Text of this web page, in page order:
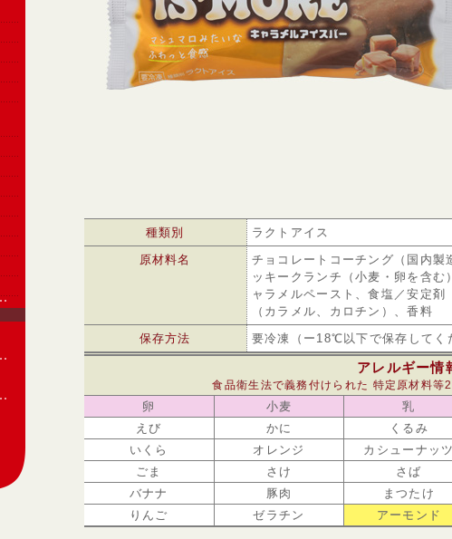
種類別
ラクトアイス
原材料名
チョコレートコーチング（国内製
ッキークランチ（小麦・卵を含
ャラメルペースト、食塩／安定
（カラメル、カロチン）、香料
保存方法
要冷凍（ー18℃以下で保存してく
アレルギー情
食品衛生法で義務付けられた 特定原材料等
卵 小麦 乳
えび
かに くるみ
いくら
オレンジ カシューナッツ
ごま
さけ さば
バナナ
豚肉 まつたけ
りんご
ゼラチン アーモンド